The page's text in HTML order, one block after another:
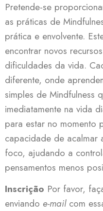
Pretende-se
as práticas de
prática e envolvente.
encontrar novos
dificuldades da vida.
diferente, onde
simples de Mindfulness
imediatamente na vida
para estar no momento
capacidade de acalmar
foco, ajudando a
pensamentos menos
Inscrição Por favor,
enviando e-mailcom